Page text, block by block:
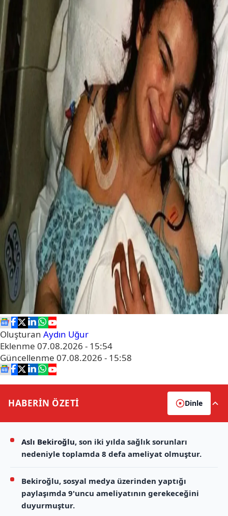
Oluşturan Aydın Uğur
Eklenme 07.08.2026 - 15:54
Güncellenme 07.08.2026 - 15:58
HABERİN ÖZETİ Dinle
Aslı Bekiroğlu, son iki yılda sağlık sorunları
nedeniyle toplamda 8 defa ameliyat olmuştur.
Bekiroğlu, sosyal medya üzerinden yaptığı
paylaşımda 9'uncu ameliyatının gerekeceğini
duyurmuştur.